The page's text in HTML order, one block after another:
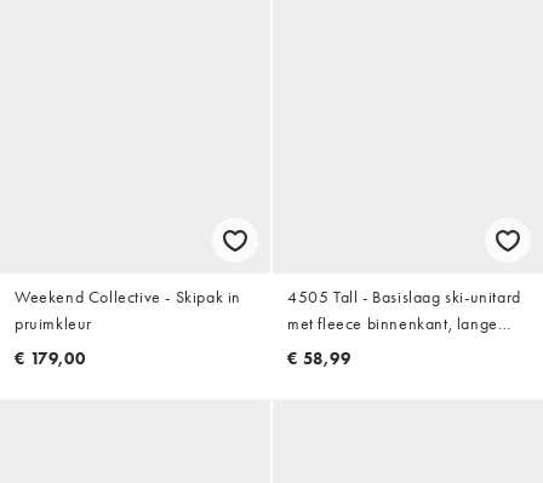
Weekend Collective - Skipak in
pruimkleur
€ 179,00
4505 Tall - Basislaag ski-unitard
met fleece binnenkant, lange
mouwen en thermische
€ 58,99